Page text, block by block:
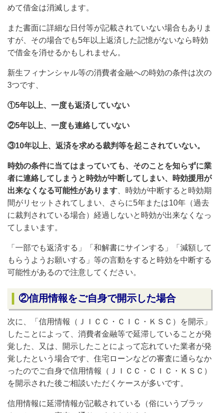
めて借金は消滅します。
また書面に詳細な日付等が記載されていない場合もありま
すが、その場合でも5年以上返済した記憶がないなら時効
で借金を消せるかもしれません。
新生フィナンシャル等の消費者金融への時効の条件は次の
3つです、
①5年以上、一度も返済していない
②5年以上、一度も連絡していない
③10年以上、返済を求める裁判等を起こされていない。
時効の条件に当てはまっていても、そのことを知らずに業
者に連絡してしまうと時効が中断してしまい、時効援用が
出来なくなる可能性があります 、時効が中断すると時効期
間がリセットされてしまい、さらに5年または10年（過去
に裁判されている場合）経過しないと時効が出来なくなっ
てしまいます。
「一部でも返済する」「和解書にサインする」「減額して
もらうようお願いする」等の言動をすると時効を中断する
可能性があるので注意してください。
②信用情報をご自身で開示した場合
次に、「 信用情報（ＪＩＣＣ・ＣＩＣ・ＫＳＣ）を開示」
したことによって、消費者金融等で延滞していることが発
覚した、又は、開示したことによって忘れていた業者が発
覚したという場合です、 住宅ローンなどの審査に通らなか
ったのでご自身で信用情報（ＪＩＣＣ・ＣＩＣ・ＫＳＣ）
を開示された後ご相談いただくケースが多いです。
信用情報に延滞情報が記載されている（俗にいうブラッ